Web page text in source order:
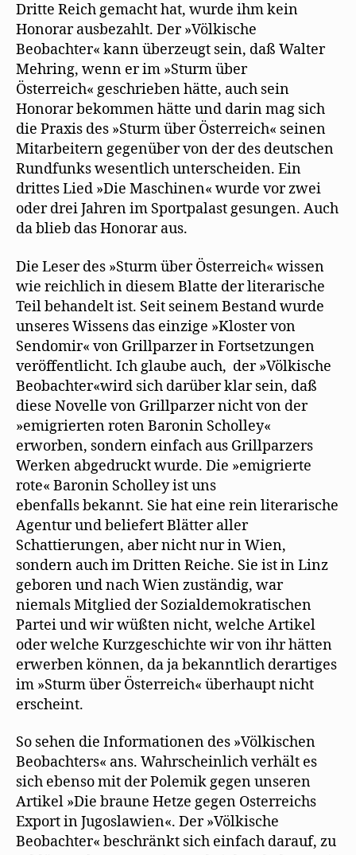
Dritte Reich gemacht hat, wurde ihm kein
Honorar ausbezahlt. Der »Völkische
Beobachter« kann überzeugt sein, daß Walter
Mehring, wenn er im »Sturm über
Österreich« geschrieben hätte, auch sein
Honorar bekommen hätte und darin mag sich
die Praxis des »Sturm über Österreich« seinen
Mitarbeitern gegenüber von der des deutschen
Rundfunks wesentlich unterscheiden. Ein
drittes Lied »Die Maschinen« wurde vor zwei
oder drei Jahren im Sportpalast gesungen. Auch
da blieb das Honorar aus.
Die Leser des »Sturm über Österreich« wissen
wie reichlich in diesem Blatte der literarische
Teil behandelt ist. Seit seinem Bestand wurde
unseres Wissens das einzige »Kloster von
Sendomir« von Grillparzer in Fortsetzungen
veröffentlicht. Ich glaube auch, der »Völkische
Beobachter«wird sich darüber klar sein, daß
diese Novelle von Grillparzer nicht von der
»emigrierten roten Baronin Scholley«
erworben, sondern einfach aus Grillparzers
Werken abgedruckt wurde. Die »emigrierte
rote« Baronin Scholley ist uns
ebenfalls bekannt. Sie hat eine rein literarische
Agentur und beliefert Blätter aller
Schattierungen, aber nicht nur in Wien,
sondern auch im Dritten Reiche. Sie ist in Linz
geboren und nach Wien zuständig, war
niemals Mitglied der Sozialdemokratischen
Partei und wir wüßten nicht, welche Artikel
oder welche Kurzgeschichte wir von ihr hätten
erwerben können, da ja bekanntlich derartiges
im »Sturm über Österreich« überhaupt nicht
erscheint.
So sehen die Informationen des »Völkischen
Beobachters« ans. Wahrscheinlich verhält es
sich ebenso mit der Polemik gegen unseren
Artikel »Die braune Hetze gegen Osterreichs
Export in Jugoslawien«. Der »Völkische
Beobachter« beschränkt sich einfach darauf, zu